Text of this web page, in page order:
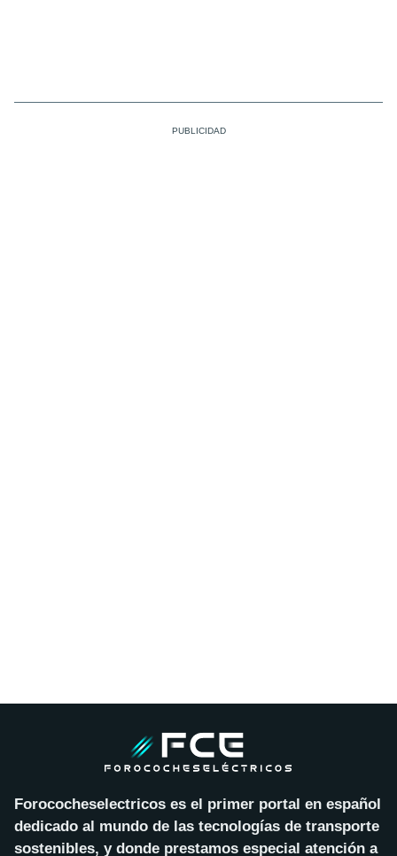
Forococheselectricos es el primer portal en español
dedicado al mundo de las tecnologías de transporte
sostenibles, y donde prestamos especial atención a